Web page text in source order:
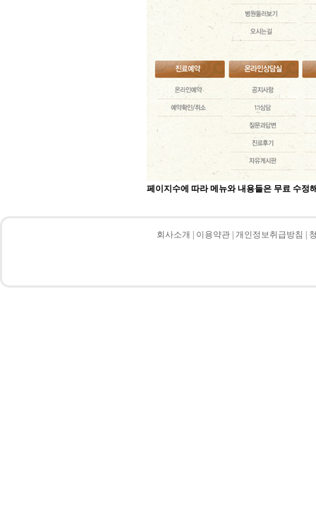
페이지수에 따라 메뉴와 내용들은 무료 수정
회사소개 이용약관 개인정보취급방침